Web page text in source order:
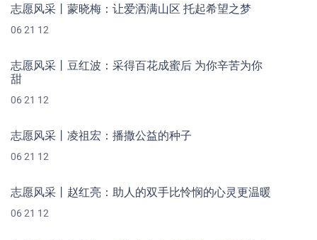
志愿风采丨蒙晓梅：让爱洒满山区 托起希望之梦
06 21 12
志愿风采丨豆红波：采得百花成蜜后 为你辛苦为你
甜
06 21 12
志愿风采丨凌祖宏：播撒公益的种子
06 21 12
志愿风采丨赵红亮：助人的双手比怜悯的心灵更温暖
06 21 12